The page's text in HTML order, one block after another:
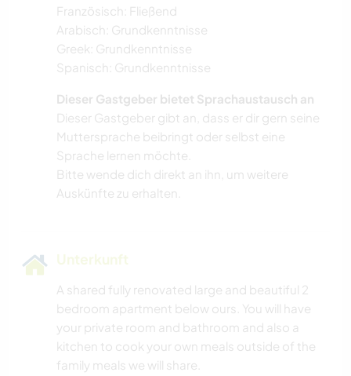
Französisch: Fließend
Arabisch: Grundkenntnisse
Greek: Grundkenntnisse
Spanisch: Grundkenntnisse
Dieser Gastgeber bietet Sprachaustausch an
Dieser Gastgeber gibt an, dass er dir gern seine
Muttersprache beibringt oder selbst eine
Sprache lernen möchte.
Bitte wende dich direkt an ihn, um weitere
Auskünfte zu erhalten.
Unterkunft
A shared fully renovated large and beautiful 2
bedroom apartment below ours. You will have
your private room and bathroom and also a
kitchen to cook your own meals outside of the
family meals we will share.